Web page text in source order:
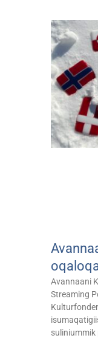
Avannaani
Streaming